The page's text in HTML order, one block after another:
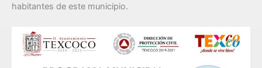
habitantes de este municipio.